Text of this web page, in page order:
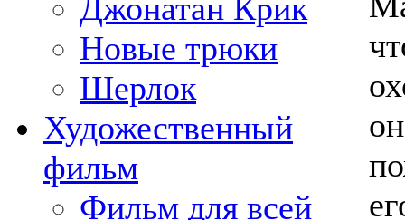
Джонатан Крик
Новые трюки
Шерлок
Художественный
фильм
Фильм для всей